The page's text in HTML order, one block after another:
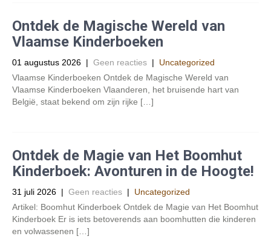
Ontdek de Magische Wereld van
Vlaamse Kinderboeken
01 augustus 2026 | Geen reacties | Uncategorized
Vlaamse Kinderboeken Ontdek de Magische Wereld van
Vlaamse Kinderboeken Vlaanderen, het bruisende hart van
België, staat bekend om zijn rijke […]
Ontdek de Magie van Het Boomhut
Kinderboek: Avonturen in de Hoogte!
31 juli 2026 | Geen reacties | Uncategorized
Artikel: Boomhut Kinderboek Ontdek de Magie van Het Boomhut
Kinderboek Er is iets betoverends aan boomhutten die kinderen
en volwassenen […]